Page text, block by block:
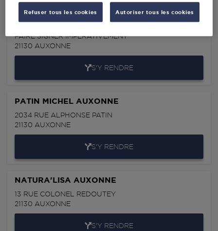
INTERMARCHE SA LAUCEL AUXONNE
FAIRE SIGNER IMPERATIVEMENT
21130 AUXONNE
S'Y RENDRE
PATIN MICHEL AUXONNE
2034 RUE ALPHONSE PATIN
21130 AUXONNE
S'Y RENDRE
NATURA'LISA AUXONNE
13 RUE COLONEL REDOUTEY
21130 AUXONNE
S'Y RENDRE
Refuser tous les cookies Autoriser tous les cookies